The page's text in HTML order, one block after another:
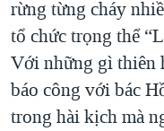
rừng từng cháy
tổ chức trọng thể
Với những gì thiên
báo công với bác
trong hài kịch mà